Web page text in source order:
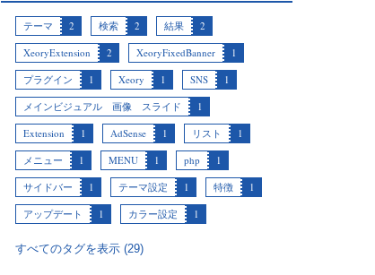
テーマ 2 検索 2 結果
2
XeoryExtension
2 XeoryFixedBanner
1
プラグイン
1 Xeory 1 SNS
1
メインビジュアル 画像 スライド
1
Extension
1 AdSense 1 リスト
1
メニュー
1 MENU 1 php
1
サイドバー
1 テーマ設定 1 特徴
1
アップデート
1 カラー設定 1
すべてのタグを表示 (29)